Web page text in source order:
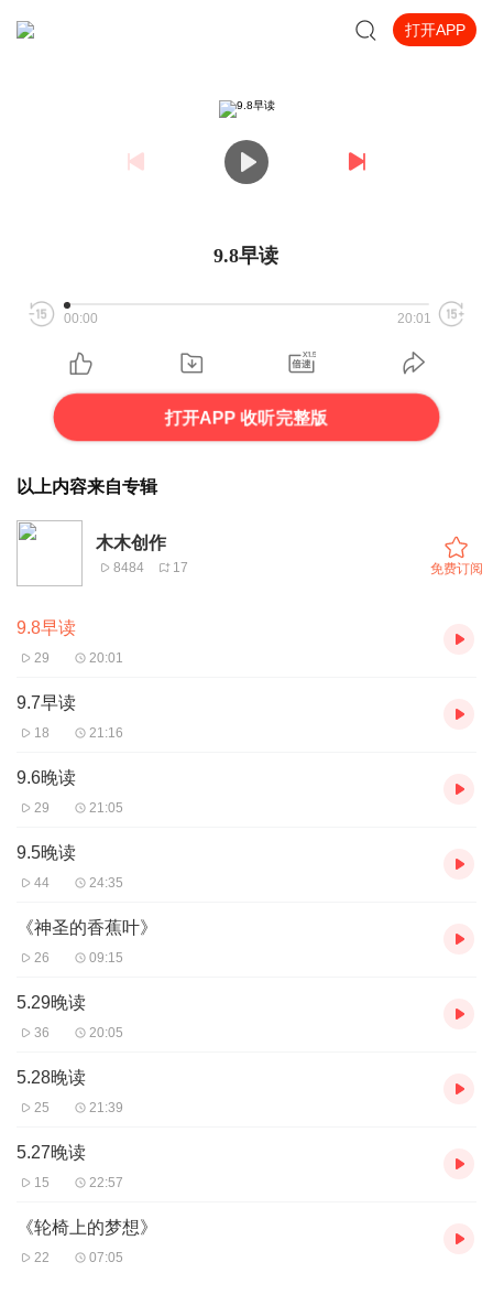
打开APP
9.8早读
00:00 20:01
打开APP 收听完整版
以上内容来自专辑
木木创作
8484 17 免费订阅
9.8早读
29 20:01
9.7早读
18 21:16
9.6晚读
29 21:05
9.5晚读
44 24:35
《神圣的香蕉叶》
26 09:15
5.29晚读
36 20:05
5.28晚读
25 21:39
5.27晚读
15 22:57
《轮椅上的梦想》
22 07:05